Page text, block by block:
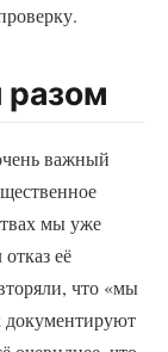
разом
важный
мы уже
её
что «мы
документируют